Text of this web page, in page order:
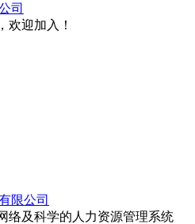
司
欢迎加入！
限公司
络及科学的人力资源管理系统